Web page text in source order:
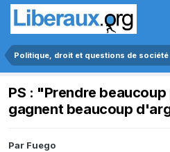
Politique, droit et questions de société
PS : "Prendre
gagnent beaucoup
Par Fuego